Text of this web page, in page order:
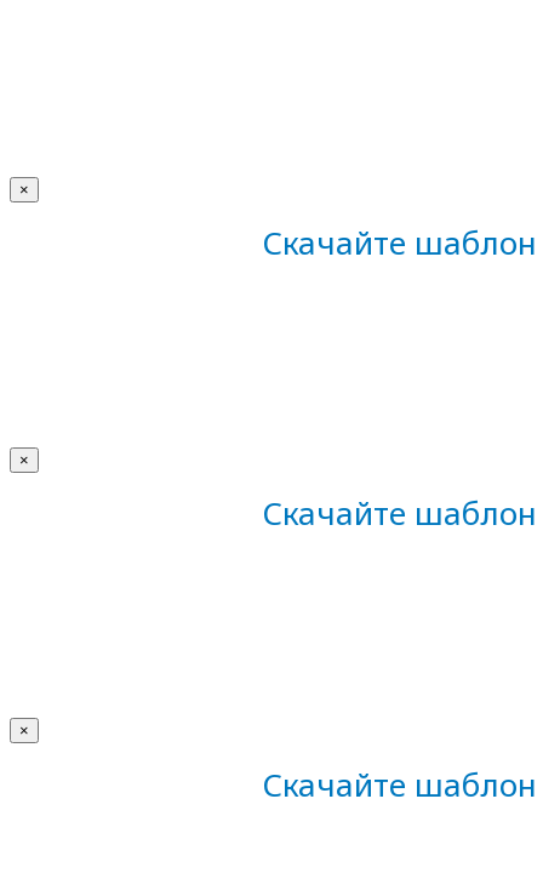
×
Скачайте
×
Скачайте
×
Скачайте